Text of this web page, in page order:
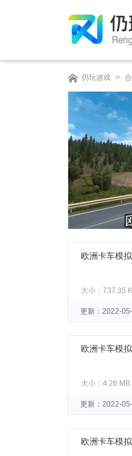
仍玩游戏 >
欧洲卡车模
大小：737.35
更新：2022-
欧洲卡车模
大小：4.26 MB
更新：2022-
欧洲卡车模